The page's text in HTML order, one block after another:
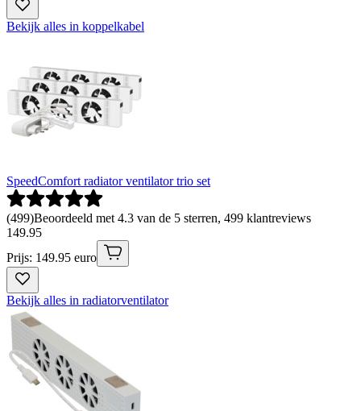
Bekijk alles in koppelkabel
SpeedComfort radiator ventilator trio set
(499)Beoordeeld met 4.3 van de 5 sterren, 499 klantreviews
149.95
Prijs: 149.95 euro
Bekijk alles in radiatorventilator